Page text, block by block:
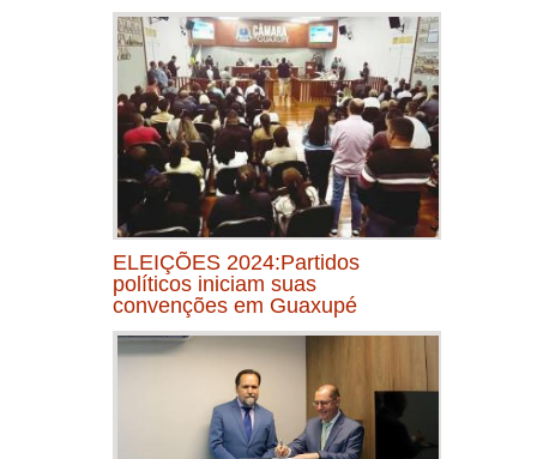
ELEIÇÕES 2024:Partidos
políticos iniciam suas
convenções em Guaxupé